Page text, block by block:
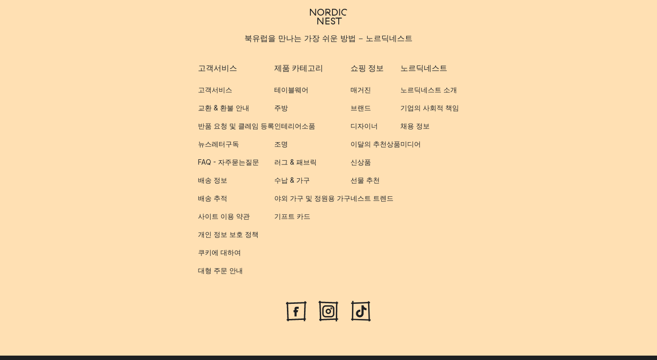
북유럽을 만나는 가장 쉬운 방법 - 노르딕네스트
고객서비스
고객서비스
교환 & 환불 안내
반품 요청 및 클레임 등록
뉴스레터구독
FAQ - 자주묻는질문
배송 정보
배송 추적
사이트 이용 약관
개인 정보 보호 정책
쿠키에 대하여
대형 주문 안내
제품 카테고리
테이블웨어
주방
인테리어소품
조명
러그 & 패브릭
수납 & 가구
야외 가구 및 정원용 가구
기프트 카드
쇼핑 정보
매거진
브랜드
디자이너
이달의 추천상품
신상품
선물 추천
네스트 트렌드
노르딕네스트
노르딕네스트 소개
기업의 사회적 책임
채용 정보
미디어